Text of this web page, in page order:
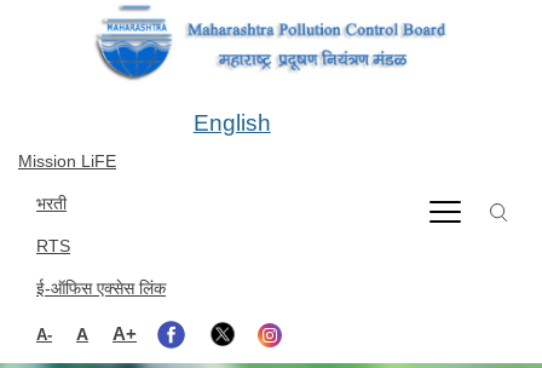
Mission LiFE
भरती
RTS
ई-ऑफिस एक्सेस लिंक
A- A A+
English